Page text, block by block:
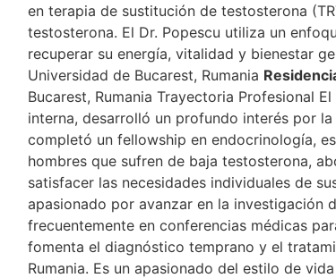
en terapia de sustitución de testosterona
testosterona. El Dr. Popescu utiliza un
recuperar su energía, vitalidad y bienestar
Universidad de Bucarest, Rumania
Bucarest, Rumania Trayectoria Profesional
interna, desarrolló un profundo interés por
completó un fellowship en endocrinología,
hombres que sufren de baja testosterona,
satisfacer las necesidades individuales de
apasionado por avanzar en la investigación
frecuentemente en conferencias médicas
fomenta el diagnóstico temprano y el
Rumania. Es un apasionado del estilo de